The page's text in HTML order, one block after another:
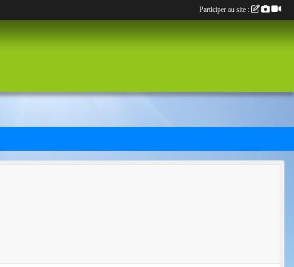
Participer au site :